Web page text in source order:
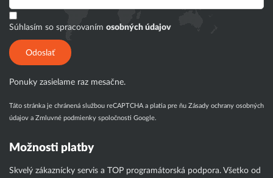
Súhlasím so spracovaním osobných údajov
Odoslať
Ponuky zasielame raz mesačne.
Táto stránka je chránená službou reCAPTCHA a platia pre ňu Zásady ochrany osobných
údajov a Zmluvné podmienky spoločnosti Google.
Možnosti platby
Skvelý zákaznícky servis a TOP programátorská podpora. Všetko od